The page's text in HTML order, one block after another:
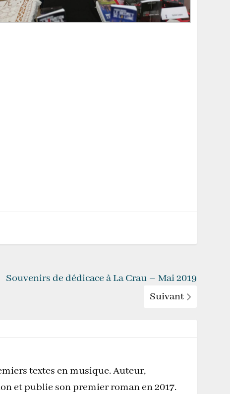
Souvenirs de dédicace à La Crau – Mai 2019
Suivant
textes en musique. Auteur,
et publie son premier roman en 2017.